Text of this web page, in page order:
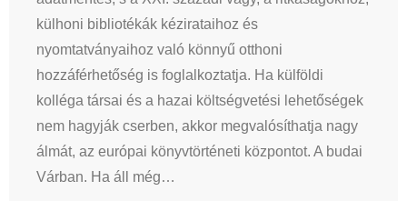
külhoni bibliotékák kézirataihoz és
nyomtatványaihoz való könnyű otthoni
hozzáférhetőség is foglalkoztatja. Ha külföldi
kolléga társai és a hazai költségvetési lehetőségek
nem hagyják cserben, akkor megvalósíthatja nagy
álmát, az európai könyvtörténeti központot. A budai
Várban. Ha áll még…